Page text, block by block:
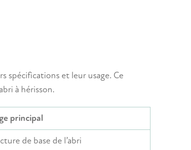
spécifications et leur usage. Ce
à hérisson.
principal
de base de l’abri